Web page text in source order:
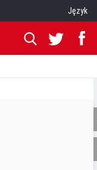
Język